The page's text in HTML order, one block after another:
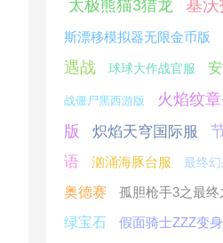
太极熊猫3猎龙 基沃
斯漂移模拟器无限金币版
遇战
球球大作战官服
战僵尸黑西游版
火焰纹
版
炽焰天穹国际服
语
汹涌海豚台服 最终
奥德赛
孤胆枪手3之最终
绿宝石
假面骑士ZZZ变